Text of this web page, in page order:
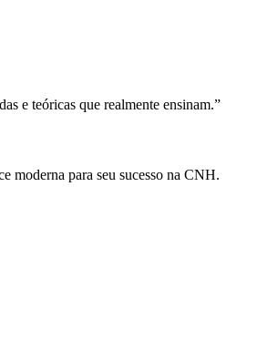
e teóricas que realmente ensinam.”
moderna para seu sucesso na CNH.